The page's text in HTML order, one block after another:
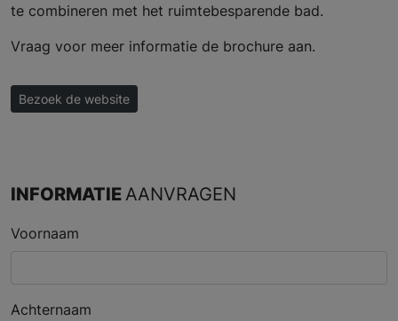
te combineren met het ruimtebesparende bad.
Vraag voor meer informatie de brochure aan.
Bezoek de website
INFORMATIEAANVRAGEN
Voornaam
Achternaam